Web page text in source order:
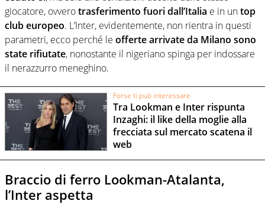
giocatore, ovverotrasferimento fuori dall’Italia e in untop
club europeo. L’Inter, evidentemente, non rientra in questi
parametri, ecco perché le offerte arrivate da Milano sono
state rifiutate, nonostante il nigeriano spinga per indossare
il nerazzurro meneghino.
Forse ti può interessare
Tra Lookman e Inter rispunta
Inzaghi: il like della moglie alla
frecciata sul mercato scatena il
web
Braccio di ferro Lookman-Atalanta,
l’Inter aspetta